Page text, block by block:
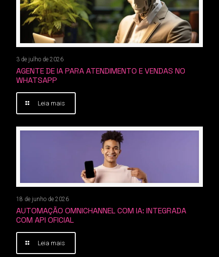
3 de julho de 2026
AGENTE DE IA PARA ATENDIMENTO E VENDAS NO
WHATSAPP
Leia mais
18 de junho de 2026
AUTOMAÇÃO OMNICHANNEL COM IA: INTEGRADA
COM API OFICIAL
Leia mais